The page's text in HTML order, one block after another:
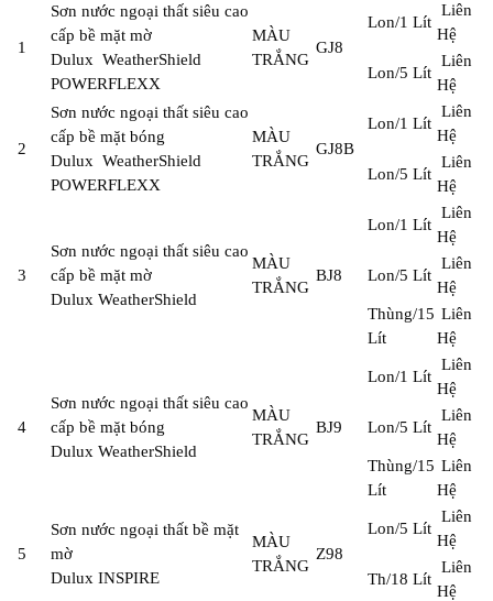
1
Sơn nước ngoại thất siêu cao
cấp bề mặt mờ
Dulux WeatherShield
POWERFLEXX
MÀU
TRẮNG
GJ8
Lon/1 Lít
Liên
Hệ
Lon/5 Lít
Liên
Hệ
2
Sơn nước ngoại thất siêu cao
cấp bề mặt bóng
Dulux WeatherShield
POWERFLEXX
MÀU
TRẮNG
GJ8B
Lon/1 Lít
Liên
Hệ
Lon/5 Lít
Liên
Hệ
3
Sơn nước ngoại thất siêu cao
cấp bề mặt mờ
Dulux WeatherShield
MÀU
TRẮNG
BJ8
Lon/1 Lít
Liên
Hệ
Lon/5 Lít
Liên
Hệ
Thùng/15
Lít
Liên
Hệ
4
Sơn nước ngoại thất siêu cao
cấp bề mặt bóng
Dulux WeatherShield
MÀU
TRẮNG
BJ9
Lon/1 Lít
Liên
Hệ
Lon/5 Lít
Liên
Hệ
Thùng/15
Lít
Liên
Hệ
5
Sơn nước ngoại thất bề mặt
mờ
Dulux INSPIRE
MÀU
TRẮNG
Z98
Lon/5 Lít
Liên
Hệ
Th/18 Lít
Liên
Hệ